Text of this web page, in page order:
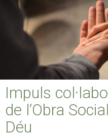
Impuls
de l’Obra
Déu